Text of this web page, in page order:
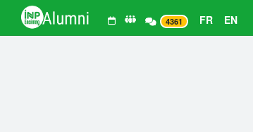
4361 FR EN